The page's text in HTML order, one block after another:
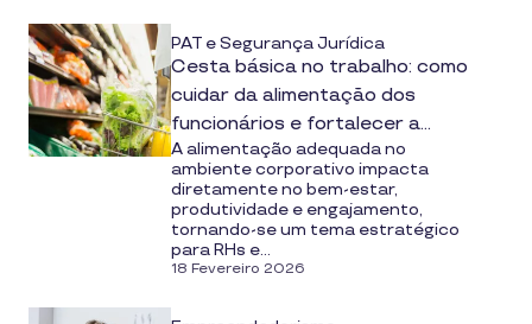
PAT e Segurança Jurídica
Cesta básica no trabalho: como
cuidar da alimentação dos
funcionários e fortalecer a
gestão de pessoas
A alimentação adequada no
ambiente corporativo impacta
diretamente no bem-estar,
produtividade e engajamento,
tornando-se um tema estratégico
para RHs e...
18 Fevereiro 2026